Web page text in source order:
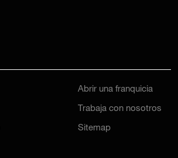
Abrir una franquicia
Trabaja con nosotros
Sitemap